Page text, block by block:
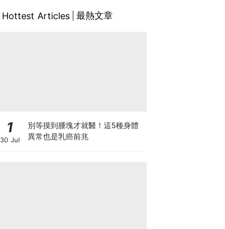
Hottest Articles 最熱文章
1
30 Jul
別等摸到腫塊才就醫！這5種身體
異常也是乳癌前兆